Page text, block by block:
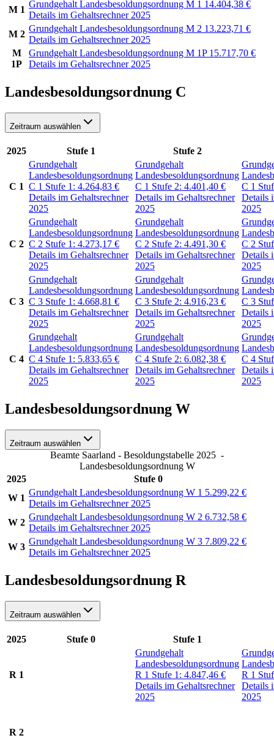
M 1
Grundgehalt Landesbesoldungsordnung M 1 14.404,38 €
Details im Gehaltsrechner 2025
M 2
Grundgehalt Landesbesoldungsordnung M 2 13.223,71 €
Details im Gehaltsrechner 2025
M
1P
Grundgehalt Landesbesoldungsordnung M 1P 15.717,70 €
Details im Gehaltsrechner 2025
Landesbesoldungsordnung C
Zeitraum auswählen
2025 Stufe 1 Stufe 2
C 1
Grundgehalt
Landesbesoldungsordnung
C 1 Stufe 1: 4.264,83 €
Details im Gehaltsrechner
2025
Grundgehalt
Landesbesoldungsordnung
C 1 Stufe 2: 4.401,40 €
Details im Gehaltsrechner
2025
C 1
Details
2025
C 2
Grundgehalt
Landesbesoldungsordnung
C 2 Stufe 1: 4.273,17 €
Details im Gehaltsrechner
2025
Grundgehalt
Landesbesoldungsordnung
C 2 Stufe 2: 4.491,30 €
Details im Gehaltsrechner
2025
C 2
Details
2025
C 3
Grundgehalt
Landesbesoldungsordnung
C 3 Stufe 1: 4.668,81 €
Details im Gehaltsrechner
2025
Grundgehalt
Landesbesoldungsordnung
C 3 Stufe 2: 4.916,23 €
Details im Gehaltsrechner
2025
C 3
Details
2025
C 4
Grundgehalt
Landesbesoldungsordnung
C 4 Stufe 1: 5.833,65 €
Details im Gehaltsrechner
2025
Grundgehalt
Landesbesoldungsordnung
C 4 Stufe 2: 6.082,38 €
Details im Gehaltsrechner
2025
C 4
Details
2025
Landesbesoldungsordnung W
Zeitraum auswählen
Beamte Saarland - Besoldungstabelle 2025 -
Landesbesoldungsordnung W
2025
Stufe 0
W 1
Grundgehalt Landesbesoldungsordnung W 1 5.299,22 €
Details im Gehaltsrechner 2025
W 2
Grundgehalt Landesbesoldungsordnung W 2 6.732,58 €
Details im Gehaltsrechner 2025
W 3
Grundgehalt Landesbesoldungsordnung W 3 7.809,22 €
Details im Gehaltsrechner 2025
Landesbesoldungsordnung R
Zeitraum auswählen
2025 Stufe 0 Stufe 1
R 1
Grundgehalt
Landesbesoldungsordnung
R 1 Stufe 1: 4.847,46 €
Details im Gehaltsrechner
2025
R 1
Details
2025
R 2